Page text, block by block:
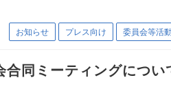
お知らせ
プレス向け 委員会等活
合同ミーティングについ